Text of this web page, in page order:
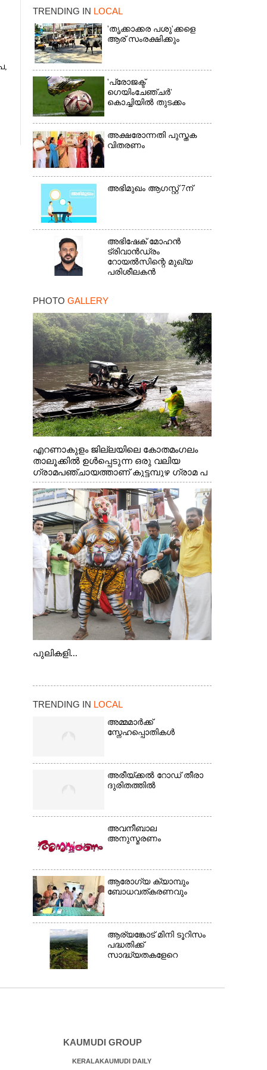
TRENDING IN LOCAL
'തൃക്കാക്കര പശു'ക്കളെ
ആര് സംരക്ഷിക്കും
'പ്രോജക്ട്
ഗെയിംചേഞ്ചർ'
കൊച്ചിയിൽ തുടക്കം
അക്ഷരോന്നതി പുസ്തക
വിതരണം
അഭിമുഖം ആഗസ്റ്റ് 7ന്
അഭിഷേക് മോഹൻ
ട്രിവാൻഡ്രം
റോയൽസിന്റെ മുഖ്യ
പരിശീലകൻ
PHOTO GALLERY
എറണാകുളം ജില്ലയിലെ കോതമംഗലം
താലൂക്കിൽ ഉൾപ്പെടുന്ന ഒരു വലിയ
ഗ്രാമപഞ്ചായത്താണ് കുട്ടമ്പുഴ ഗ്രാമ പ
ഞ്ചായത്ത്. ആദിവാസി ഊരുകളായ
വെള്ളാരംകുത്ത്, കത്തിപ്പാറ, ഉറിയംപെട്ടി,
തേക്കല്ല്, വെട്ടിക്കല്ല്, മഞ്ചപ്പാറ എന്നീ
ആറു സ്ഥലങ്ങളിലേക്കുള്ള പ്രധാന
സഞ്ചാര മാർഗമാണ് ഈ കാണുന്ന
കടത്ത് വള്ളം
പുലികളി...
TRENDING IN LOCAL
അമ്മമാർക്ക്
സ്നേഹപ്പൊതികൾ
അരീയ്ക്കൽ റോഡ് തീരാ
ദുരിതത്തിൽ
അവനീബാല
അനുസ്മരണം
ആരോഗ്യ ക്യാമ്പും
ബോധവത്കരണവും
ആര്യങ്കോട് മിനി ടൂറിസം
പദ്ധതിക്ക്
സാദ്ധ്യതകളേറെ
KAUMUDI GROUP
KERALAKAUMUDI DAILY
×